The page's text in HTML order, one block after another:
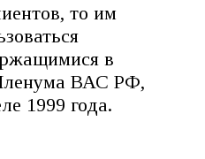
то им
в
ВАС РФ,
1999 года.